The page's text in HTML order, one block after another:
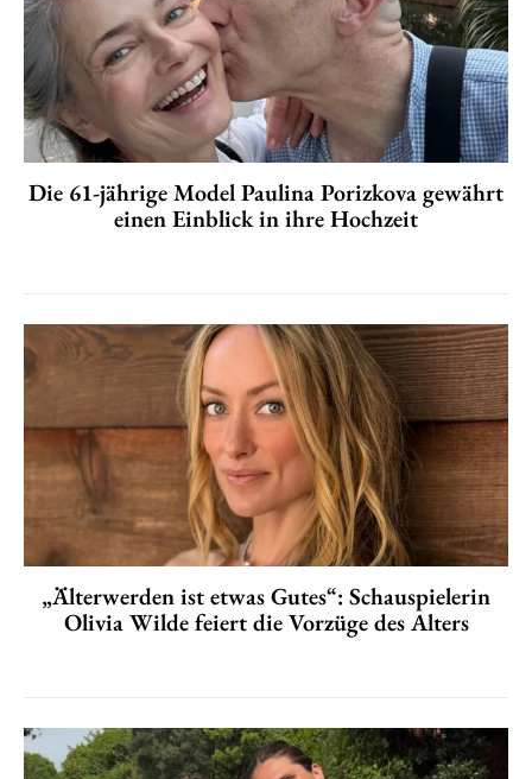
Die 61-jährige Model Paulina Porizkova gewährt
einen Einblick in ihre Hochzeit
„Älterwerden ist etwas Gutes“: Schauspielerin
Olivia Wilde feiert die Vorzüge des Alters